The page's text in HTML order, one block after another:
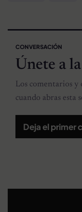
CONVERSACIÓN
Únete a
Los comentarios y
cuando abras esta
Deja el primer